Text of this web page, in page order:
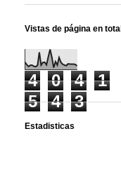
Vistas de página en total
4 0 4
1
5
4 3
Estadisticas